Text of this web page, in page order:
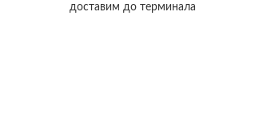
доставим до терминала